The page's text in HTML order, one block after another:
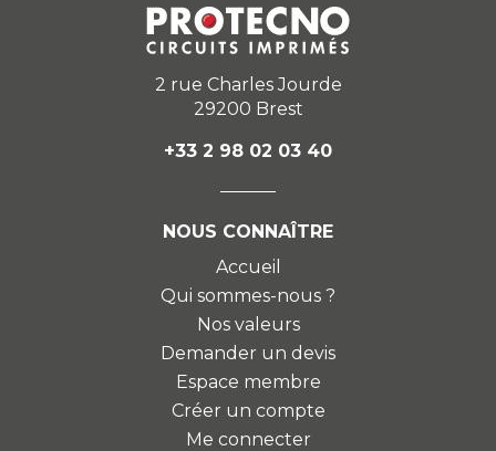
2 rue Charles Jourde
29200 Brest
+33 2 98 02 03 40
NOUS CONNAÎTRE
Accueil
Qui sommes-nous ?
Nos valeurs
Demander un devis
Espace membre
Créer un compte
Me connecter